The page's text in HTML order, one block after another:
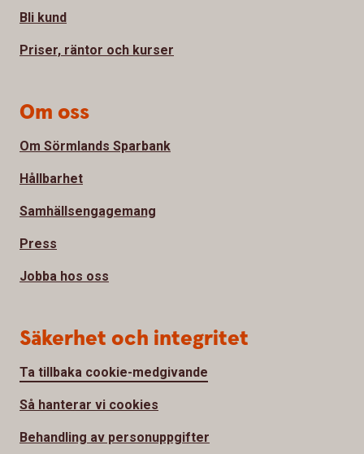
Bli kund
Priser, räntor och kurser
Om oss
Om Sörmlands Sparbank
Hållbarhet
Samhällsengagemang
Press
Jobba hos oss
Säkerhet och integritet
Ta tillbaka cookie-medgivande
Så hanterar vi cookies
Behandling av personuppgifter